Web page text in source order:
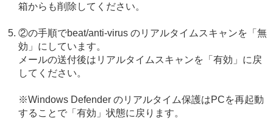
箱からも削除してください。
②の手順でbeat/anti-virus のリアルタイムスキャンを「無
効」にしています。
メールの送付後はリアルタイムスキャンを「有効」に戻
してください。
※Windows Defender のリアルタイム保護はPCを再起動
することで「有効」状態に戻ります。